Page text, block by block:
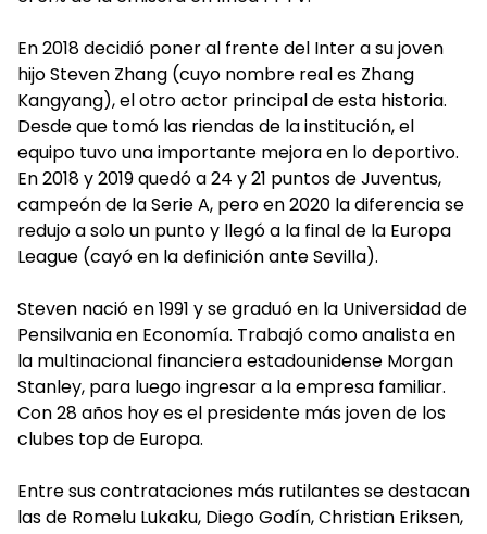
En 2018 decidió poner al frente del Inter a su joven
hijo Steven Zhang (cuyo nombre real es Zhang
Kangyang), el otro actor principal de esta historia.
Desde que tomó las riendas de la institución, el
equipo tuvo una importante mejora en lo deportivo.
En 2018 y 2019 quedó a 24 y 21 puntos de Juventus,
campeón de la Serie A, pero en 2020 la diferencia se
redujo a solo un punto y llegó a la final de la Europa
League (cayó en la definición ante Sevilla).
Steven nació en 1991 y se graduó en la Universidad de
Pensilvania en Economía. Trabajó como analista en
la multinacional financiera estadounidense Morgan
Stanley, para luego ingresar a la empresa familiar.
Con 28 años hoy es el presidente más joven de los
clubes top de Europa.
Entre sus contrataciones más rutilantes se destacan
las de Romelu Lukaku, Diego Godín, Christian Eriksen,